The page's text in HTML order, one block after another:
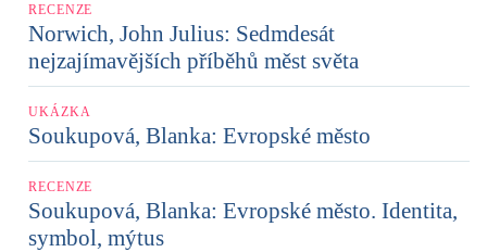
RECENZE
Norwich, John Julius: Sedmdesát
nejzajímavějších příběhů měst světa
UKÁZKA
Soukupová, Blanka: Evropské město
RECENZE
Soukupová, Blanka: Evropské město. Identita,
symbol, mýtus